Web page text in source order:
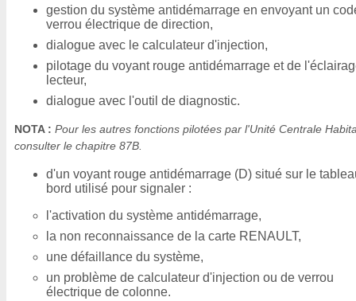
gestion du système antidémarrage en envoyant un
verrou électrique de direction,
dialogue avec le calculateur d'injection,
pilotage du voyant rouge antidémarrage et de
lecteur,
dialogue avec l'outil de diagnostic.
NOTA : Pour les autres fonctions pilotées par l'Unité Centrale
consulter le chapitre 87B.
d'un voyant rouge antidémarrage (D) situé sur le
bord utilisé pour signaler :
l'activation du système antidémarrage,
la non reconnaissance de la carte RENAULT,
une défaillance du système,
un problème de calculateur d'injection ou de verrou
électrique de colonne.